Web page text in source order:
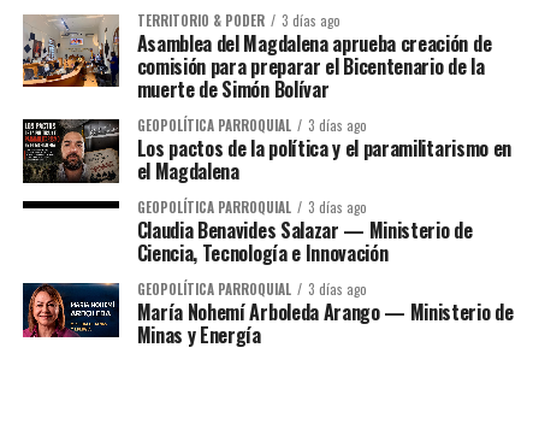
TERRITORIO & PODER 3 días ago
Asamblea del Magdalena aprueba creación de
comisión para preparar el Bicentenario de la
muerte de Simón Bolívar
GEOPOLÍTICA PARROQUIAL 3 días ago
Los pactos de la política y el paramilitarismo en
el Magdalena
GEOPOLÍTICA PARROQUIAL 3 días ago
Claudia Benavides Salazar — Ministerio de
Ciencia, Tecnología e Innovación
GEOPOLÍTICA PARROQUIAL 3 días ago
María Nohemí Arboleda Arango — Ministerio de
Minas y Energía